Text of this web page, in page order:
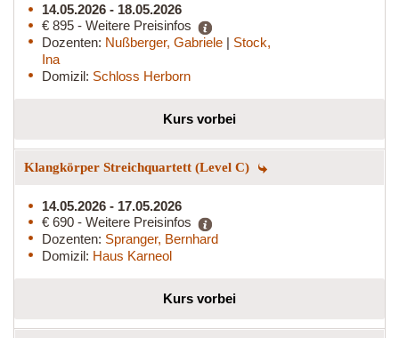
14.05.2026 - 18.05.2026
€ 895 - Weitere Preisinfos
Dozenten: Nußberger, Gabriele | Stock,
Ina
Domizil: Schloss Herborn
Kurs vorbei
Klangkörper Streichquartett (Level C)
14.05.2026 - 17.05.2026
€ 690 - Weitere Preisinfos
Dozenten: Spranger, Bernhard
Domizil: Haus Karneol
Kurs vorbei